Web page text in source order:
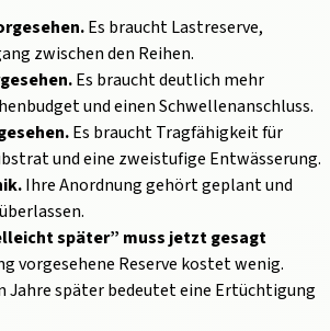
Es braucht Lastreserve,
zwischen den Reihen.
Es braucht deutlich mehr
und einen Schwellenanschluss.
Es braucht Tragfähigkeit für
und eine zweistufige Entwässerung.
Ihre Anordnung gehört geplant und
später” muss jetzt gesagt
vorgesehene Reserve kostet wenig.
Jahre später bedeutet eine Ertüchtigung